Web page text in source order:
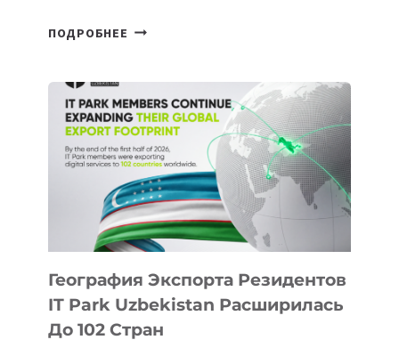
ПОДРОБНЕЕ В
НОВЫЕ
ПРЕДМЕТЫ
ПО
ИСКУССТВЕННОМУ
ИНТЕЛЛЕКТУ
География Экспорта Резидентов
IT Park Uzbekistan Расширилась
До 102 Стран